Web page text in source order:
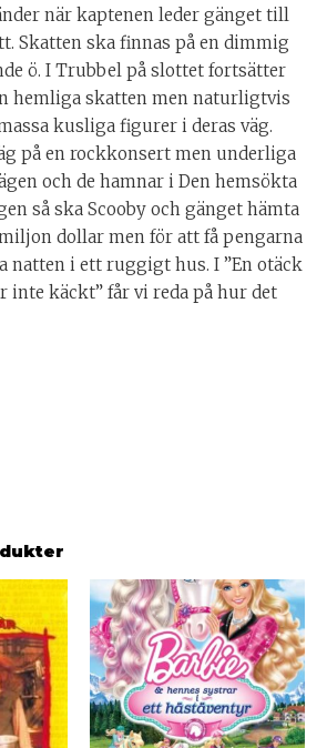
när kaptenen leder gänget till
Skatten ska finnas på en dimmig
ö. I Trubbel på slottet fortsätter
hemliga skatten men naturligtvis
kusliga figurer i deras väg.
på en rockkonsert men underliga
och de hamnar i Den hemsökta
så ska Scooby och gänget hämta
dollar men för att få pengarna
natten i ett ruggigt hus. I ”En otäck
inte käckt” får vi reda på hur det